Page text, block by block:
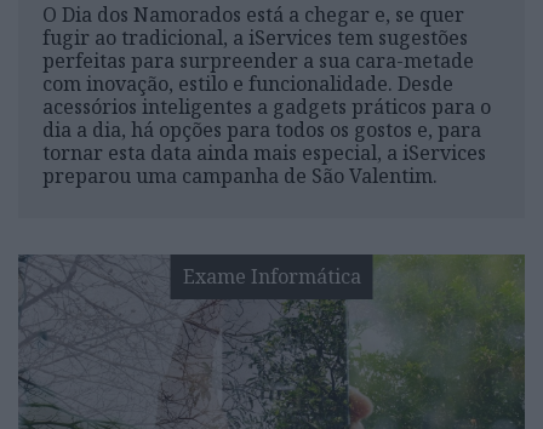
O Dia dos Namorados está a chegar e, se quer
fugir ao tradicional, a iServices tem sugestões
perfeitas para surpreender a sua cara-metade
com inovação, estilo e funcionalidade. Desde
acessórios inteligentes a gadgets práticos para o
dia a dia, há opções para todos os gostos e, para
tornar esta data ainda mais especial, a iServices
preparou uma campanha de São Valentim.
Exame Informática